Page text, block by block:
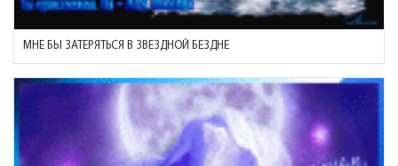
МНЕ БЫ ЗАТЕРЯТЬСЯ В ЗВЕЗДНОЙ БЕЗДНЕ